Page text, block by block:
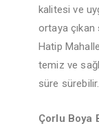
kalitesi ve
ortaya çıkan
Hatip
temiz ve
süre sürebilir.
Çorlu Boya